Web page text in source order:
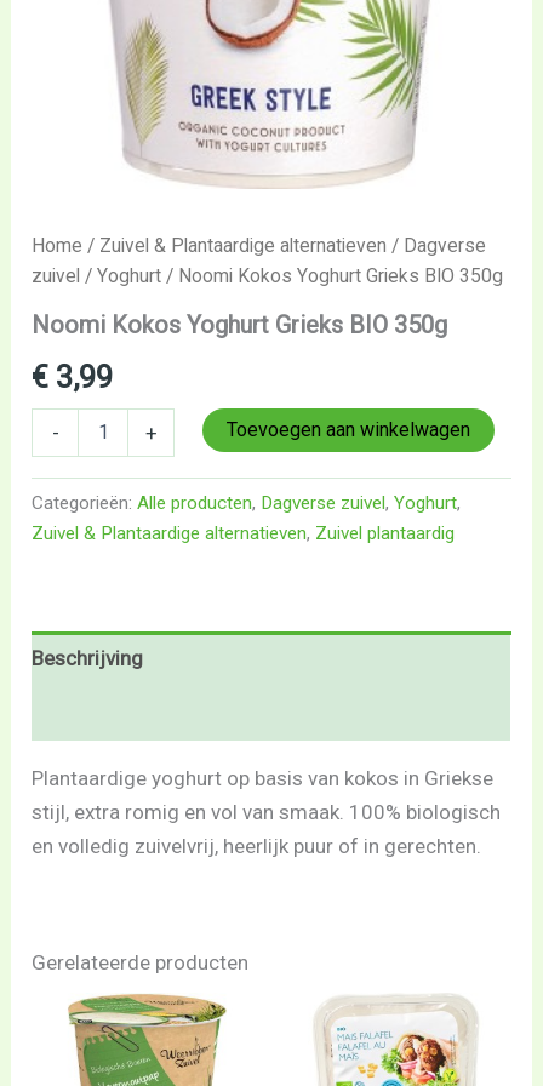
Home / Zuivel & Plantaardige alternatieven / Dagverse
zuivel /Yoghurt / Noomi Kokos Yoghurt Grieks BIO 350g
Noomi Kokos Yoghurt Grieks BIO 350g
€ 3,99
- + Toevoegen aan winkelwagen
Categorieën:Alle producten, Dagverse zuivel,Yoghurt,
Zuivel & Plantaardige alternatieven, Zuivel plantaardig
Beschrijving
Plantaardige yoghurt op basis van kokos in Griekse
stijl, extra romig en vol van smaak. 100% biologisch
en volledig zuivelvrij, heerlijk puur of in gerechten.
Gerelateerde producten